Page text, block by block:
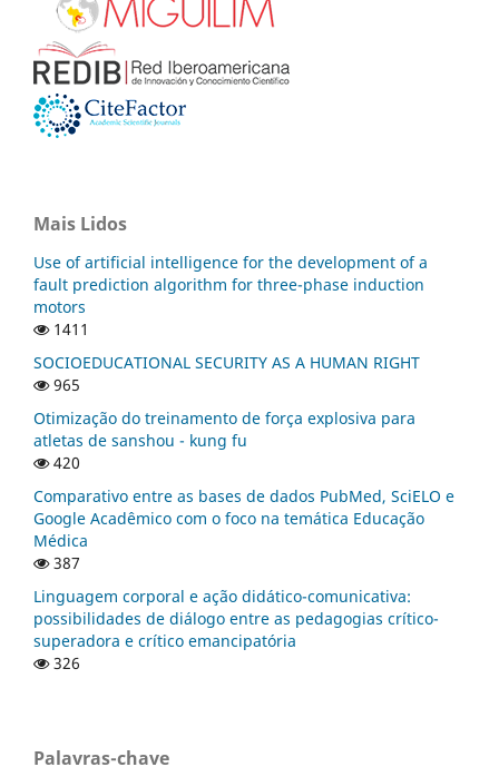
Mais Lidos
Use of artificial intelligence for the development of a
fault prediction algorithm for three-phase induction
motors
1411
SOCIOEDUCATIONAL SECURITY AS A HUMAN RIGHT
965
Otimização do treinamento de força explosiva para
atletas de sanshou - kung fu
420
Comparativo entre as bases de dados PubMed, SciELO e
Google Acadêmico com o foco na temática Educação
Médica
387
Linguagem corporal e ação didático-comunicativa:
possibilidades de diálogo entre as pedagogias crítico-
superadora e crítico emancipatória
326
Palavras-chave